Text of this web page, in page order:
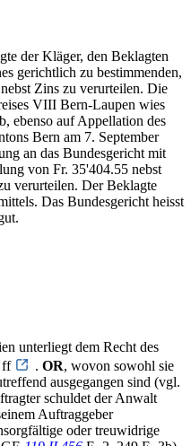
der Kläger, den Beklagten
gerichtlich zu bestimmenden,
Zins zu verurteilen. Die
VIII Bern-Laupen wies
ebenso auf Appellation des
Bern am 7. September
an das Bundesgericht mit
von Fr. 35'404.55 nebst
verurteilen. Der Beklagte
Das Bundesgericht heisst
unterliegt dem Recht des
ff
. OR, wovon sowohl sie
ausgegangen sind (vgl.
schuldet der Anwalt
Auftraggeber
oder treuwidrige